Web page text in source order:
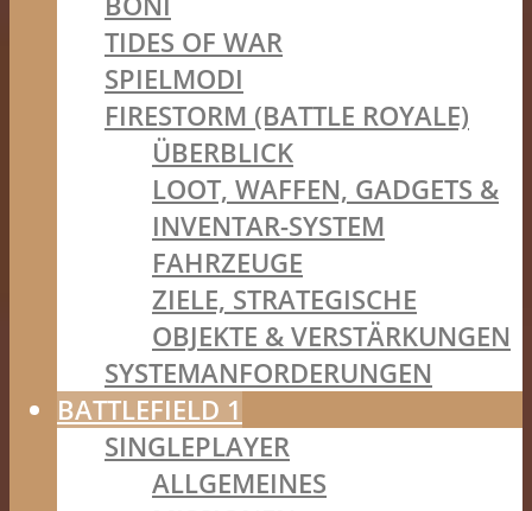
TIDES OF WAR
SPIELMODI
FIRESTORM (BATTLE ROYALE)
ÜBERBLICK
LOOT, WAFFEN, GADGETS &
INVENTAR-SYSTEM
FAHRZEUGE
ZIELE, STRATEGISCHE
OBJEKTE & VERSTÄRKUNGEN
SYSTEMANFORDERUNGEN
BATTLEFIELD 1
SINGLEPLAYER
ALLGEMEINES